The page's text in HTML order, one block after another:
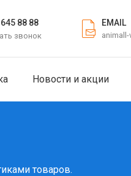
88 88
звонок
EMAIL
animall-
Новости и акции
товаров.